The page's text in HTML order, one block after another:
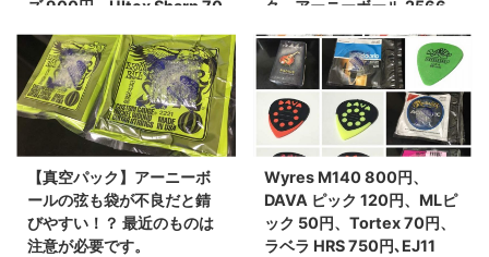
ズ 900円、Ultex Sharp 70
#2080
ク、アーニーボール 2566
2222、595円
【真空パック】アーニーボ
ールの弦も袋が不良だと錆
びやすい！？ 最近のものは
注意が必要です。
Wyres M140 800円、
DAVA ピック 120円、MLピ
ック 50円、Tortex 70円、
ラベラ HRS 750円､EJ11